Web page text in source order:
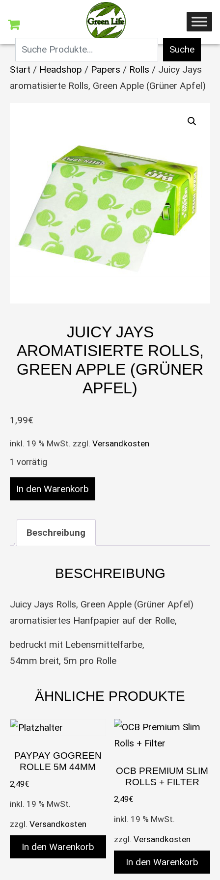
Suche
Start / Headshop / Papers / Rolls / Juicy Jays
aromatisierte Rolls, Green Apple (Grüner Apfel)
JUICY JAYS
AROMATISIERTE ROLLS,
GREEN APPLE (GRÜNER
APFEL)
1,99€
inkl. 19 % MwSt. zzgl. Versandkosten
1 vorrätig
Juicy Jays aromatisierte Rolls, Green Apple
In den Warenkorb
Beschreibung
BESCHREIBUNG
Juicy Jays Rolls, Green Apple (Grüner Apfel)
aromatisiertes Hanfpapier auf der Rolle,
bedruckt mit Lebensmittelfarbe,
54mm breit, 5m pro Rolle
ÄHNLICHE PRODUKTE
PAYPAY GOGREEN
ROLLE 5M 44MM
2,49€
inkl. 19 % MwSt.
zzgl. Versandkosten
In den Warenkorb
OCB PREMIUM SLIM
ROLLS + FILTER
2,49€
inkl. 19 % MwSt.
zzgl.Versandkosten
In den Warenkorb